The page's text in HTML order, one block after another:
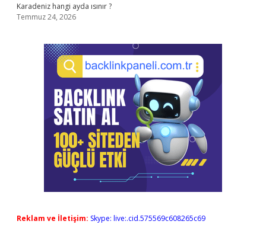
Karadeniz hangi ayda ısınır ?
Temmuz 24, 2026
Reklam ve İletişim: Skype: live:.cid.575569c608265c69